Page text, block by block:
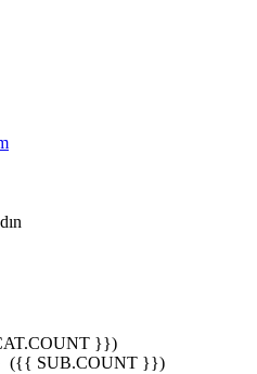
}})
({{ SUB.COUNT }})